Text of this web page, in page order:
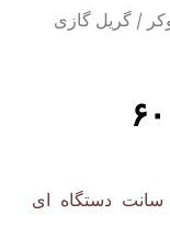
/ گریل گازی
دستگاه گریل گازی تخت با طول 60 سانت دستگاه ای